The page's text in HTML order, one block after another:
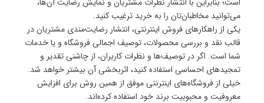
می‌توانید مخاطبان‌تان را به خرید ترغیب کنید.
یکی از راهکارهای فروش اینترنتی، انتشار رضایت‌مندی مشتریان در
قالب نقد و بررسی محصولات، توصیف اجمالی فروشگاه و یا خدمات
شما است. اگر در توصیف‌ها و نظرات کاربران، از چاشنی تقدیر و
تمجیدهای احساسی استفاده کنید، اثربخشی آن بیشتر خواهد شد.
خیلی از فروشگاه‌های اینترنتی موفق از همین روش برای افزایش
معروفیت و محبوبیت برند خود استفاده کرده‌اند.